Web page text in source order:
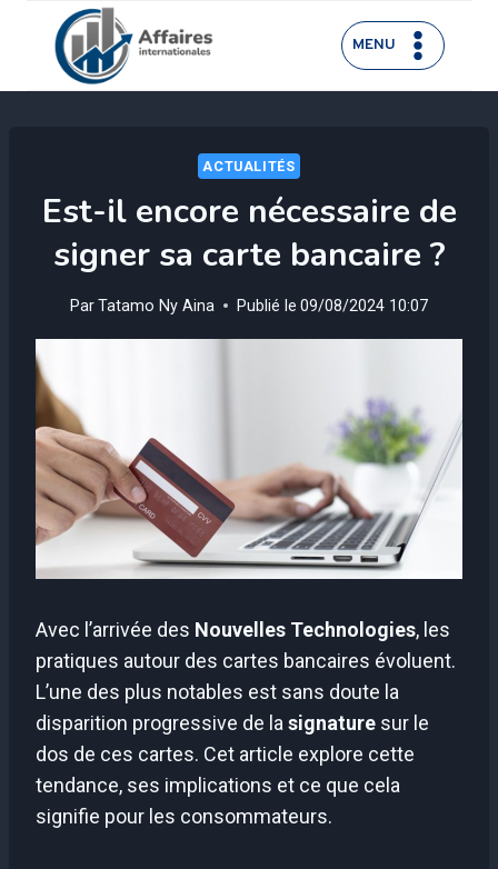
contenu
MENU
ACTUALITÉS
Est-il encore nécessaire de
signer sa carte bancaire ?
ParTatamo Ny Aina Publié le 09/08/2024 10:07
Avec l’arrivée des Nouvelles Technologies, les
pratiques autour des cartes bancaires évoluent.
L’une des plus notables est sans doute la
disparition progressive de la signature sur le
dos de ces cartes. Cet article explore cette
tendance, ses implications et ce que cela
signifie pour les consommateurs.